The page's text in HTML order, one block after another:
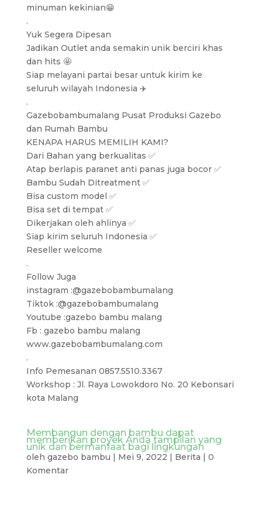
minuman kekinian😁
.
Yuk Segera Dipesan
Jadikan Outlet anda semakin unik berciri khas
dan hits 🤩
Siap melayani partai besar untuk kirim ke
seluruh wilayah Indonesia ✈️
.
Gazebobambumalang Pusat Produksi Gazebo
dan Rumah Bambu
KENAPA HARUS MEMILIH KAMI?
Dari Bahan yang berkualitas ✅
Atap berlapis paranet anti panas juga bocor ✅
Bambu Sudah Ditreatment ✅
Bisa custom model ✅
Bisa set di tempat ✅
Dikerjakan oleh ahlinya ✅
Siap kirim seluruh Indonesia ✅
Reseller welcome
.
Follow Juga
instagram :@gazebobambumalang
Tiktok :@gazebobambumalang
Youtube :gazebo bambu malang
Fb : gazebo bambu malang
www.gazebobambumalang.com
.
Info Pemesanan 0857.5510.3367
Workshop : Jl. Raya Lowokdoro No. 20 Kebonsari
kota Malang
Membangun dengan bambu dapat
memberikan proyek Anda tampilan yang
unik dan bermanfaat bagi lingkungan
oleh gazebo bambu | Mei 9, 2022 | Berita | 0
Komentar